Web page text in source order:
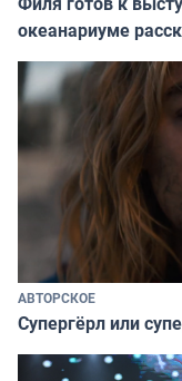
океанариуме
АВТОРСКОЕ
Супергёрл или